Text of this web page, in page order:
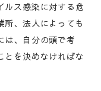
ルス感染に対する危
、法人によっても
は、自分の頭で考
とを決めなければな